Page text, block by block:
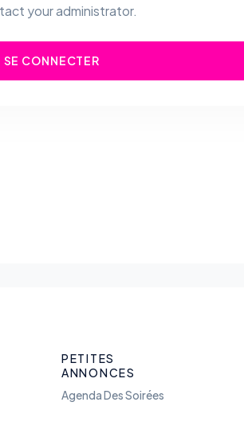
your administrator.
SE CONNECTER
PETITES
ANNONCES
Agenda Des Soirées